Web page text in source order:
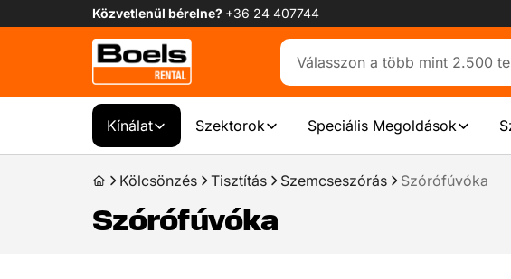
Közvetlenül bérelne? +36 24 407744
Kínálat Szektorok Speciális Megoldások
Kölcsönzés Tisztítás Szemcseszórás Szórófúvóka
Szórófúvóka